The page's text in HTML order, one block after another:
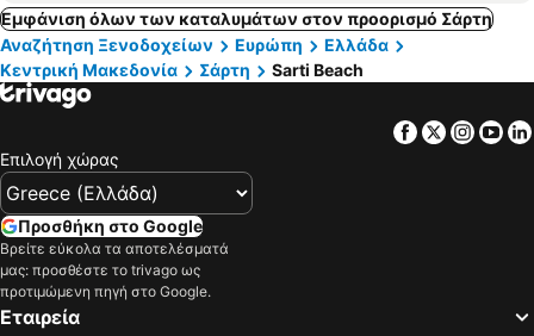
Εμφάνιση όλων των καταλυμάτων στον προορισμό Σάρτη
Αναζήτηση Ξενοδοχείων
Ευρώπη
Ελλάδα
Κεντρική Μακεδονία
Σάρτη Sarti Beach
Facebook
Twitter
Επιλογή χώρας
Προσθήκη στο Google
Βρείτε εύκολα τα αποτελέσματά
μας: προσθέστε το trivago ως
προτιμώμενη πηγή στο Google.
Εταιρεία